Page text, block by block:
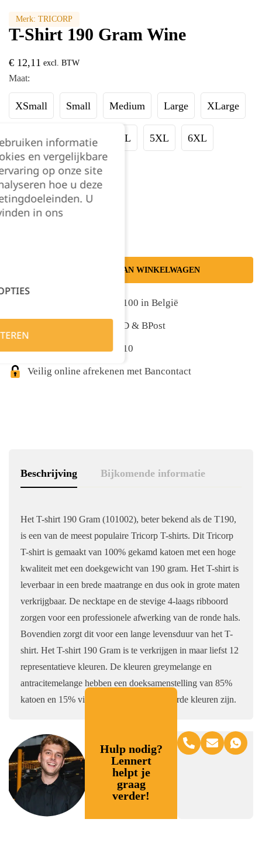
Merk: TRICORP
T-Shirt 190 Gram Wine
€ 12,11 excl. BTW
Maat:
XSmall Small Medium Large XLarge
XXLarge 3XL 4XL 5XL 6XL
7XL 8XL
Kies je aantal:
TOEVOEGEN AAN WINKELWAGEN
Gratis levering vanaf €100 in België
Snelle levering met DPD & BPost
Klanten geven ons 9,5/10
Veilig online afrekenen met Bancontact
Beschrijving Bijkomende informatie
Het T-shirt 190 Gram (101002), beter bekend als de T190,
is een van de meest populaire Tricorp T-shirts. Dit Tricorp
T-shirt is gemaakt van 100% gekamd katoen met een hoge
kwaliteit met een doekgewicht van 190 gram. Het T-shirt is
leverbaar in een brede maatrange en dus ook in grote maten
verkrijgbaar. De necktape en de stevige 4-laags ribboord
zorgen voor een professionele afwerking van de ronde hals.
Bovendien zorgt dit voor een lange levensduur van het T-
shirt. Het T-shirt 190 Gram is te verkrijgen in maar liefst 12
representatieve kleuren. De kleuren greymelange en
antracitemelange hebben een doeksamenstelling van 85%
katoen en 15% viscose, omdat dit gemêleerde kleuren zijn.
Hulp nodig?
Lennert
helpt je
graag
verder!
informatie
en vergelijkbare
op onze site
hoe u deze
U
in ons